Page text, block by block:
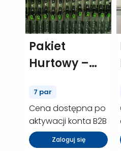
Pakiet
Hurtowy –
74 RS – 7 szt.
(P00308)
7 par
Cena dostępna po
aktywacji konta B2B
Zaloguj się